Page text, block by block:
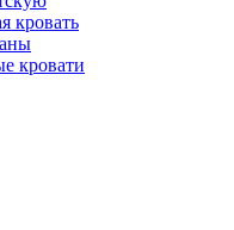
кровать
кровати